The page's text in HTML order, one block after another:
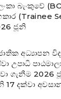
බැංකුවේ
(Trainee
ජූනි
අධ්‍යාපන
උපාධි
ගැනීම 2026
17 දක්වා